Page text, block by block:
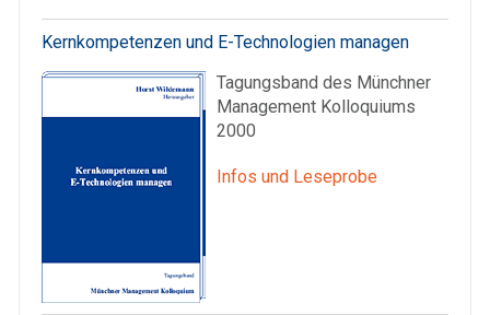
Kernkompetenzen und E-Technologien managen
Tagungsband des Münchner
Management Kolloquiums
2000
Infos und Leseprobe